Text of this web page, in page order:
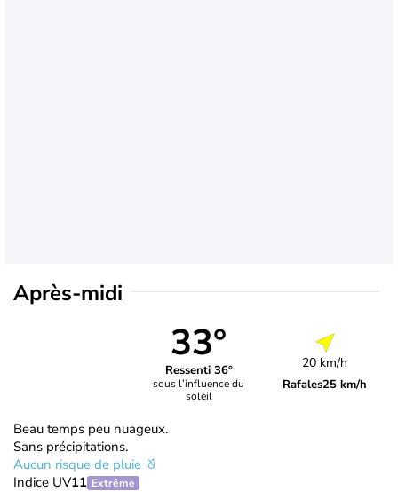
Après-midi
33°
Ressenti 36°
sous l’influence du
soleil
20 km/h
Rafales25 km/h
Beau temps peu nuageux.
Sans précipitations.
Aucun risque de pluie
Indice UV11 Extrême